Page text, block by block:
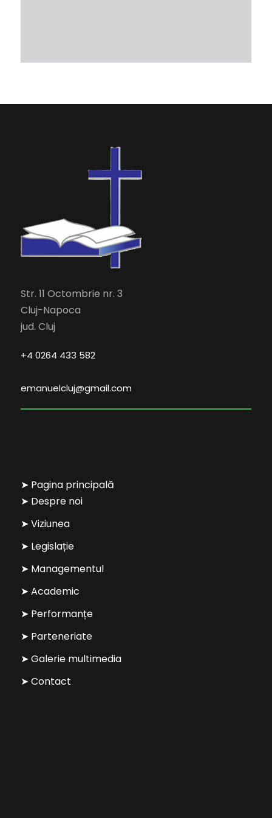
Str. 11 Octombrie nr. 3
Cluj-Napoca
jud. Cluj
+4 0264 433 582
emanuelcluj@gmail.com
➤ Pagina principală
➤ Despre noi
➤ Viziunea
➤ Legislație
➤ Managementul
➤ Academic
➤ Performanțe
➤ Parteneriate
➤ Galerie multimedia
➤ Contact